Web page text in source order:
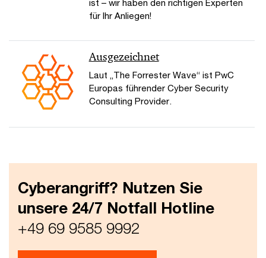
ist – wir haben den richtigen Experten
für Ihr Anliegen!
Ausgezeichnet
Laut „The Forrester Wave“ ist PwC
Europas führender Cyber Security
Consulting Provider.
Cyberangriff? Nutzen Sie
unsere 24/7 Notfall Hotline
+49 69 9585 9992